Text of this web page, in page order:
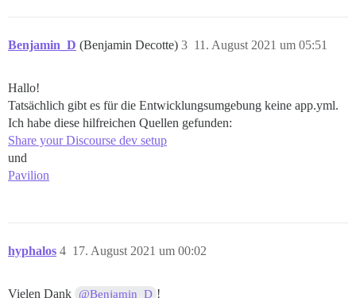
Benjamin_D (Benjamin Decotte) 11. August 2021 um 05:51
3
Hallo!
Tatsächlich gibt es für die Entwicklungsumgebung keine app.yml.
Ich habe diese hilfreichen Quellen gefunden:
Share your Discourse dev setup
und
Pavilion
hyphalos 17. August 2021 um 00:02
4
Vielen Dank @Benjamin_D !